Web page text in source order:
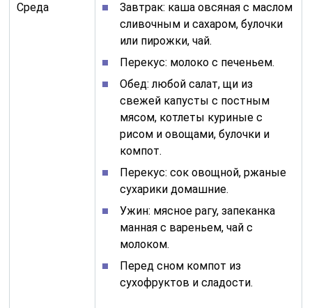
Среда
Завтрак: каша овсяная с маслом
сливочным и сахаром, булочки
или пирожки, чай.
Перекус: молоко с печеньем.
Обед: любой салат, щи из
свежей капусты с постным
мясом, котлеты куриные с
рисом и овощами, булочки и
компот.
Перекус: сок овощной, ржаные
сухарики домашние.
Ужин: мясное рагу, запеканка
манная с вареньем, чай с
молоком.
Перед сном компот из
сухофруктов и сладости.